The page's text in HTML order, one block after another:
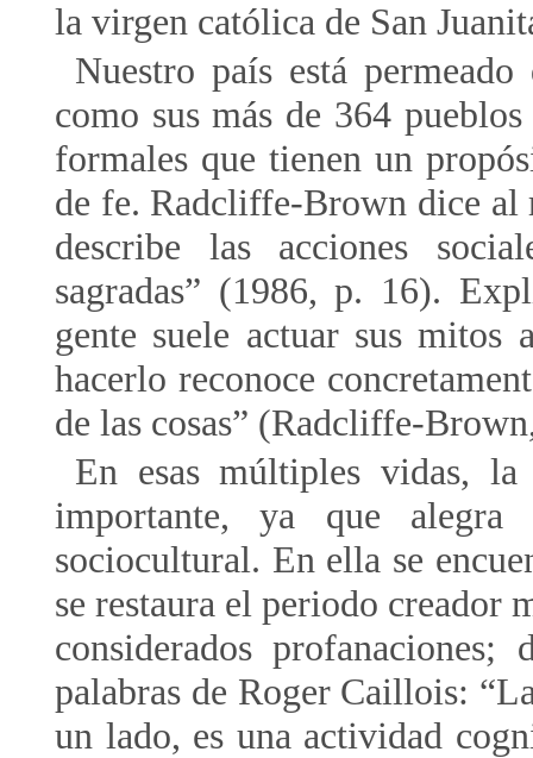
la virgen católica de San
Nuestro país está
como sus más de 364
formales que tienen un
de fe. Radcliffe-Brown dice al
describe las acciones
sagradas” (1986, p. 16).
gente suele actuar sus
hacerlo reconoce
de las cosas” (Radcliffe-
En esas múltiples vidas,
importante, ya que
sociocultural. En ella se
se restaura el periodo creador
considerados
palabras de Roger Caillois:
un lado, es una actividad